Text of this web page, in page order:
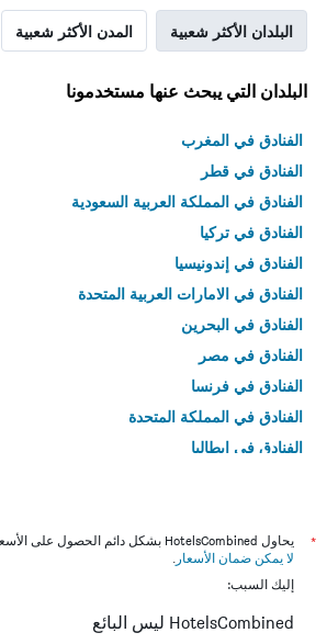
البلدان الأكثر شعبية المدن الأكثر شعبية
البلدان التي يبحث عنها مستخدمونا
الفنادق في المغرب
الفنادق في قطر
الفنادق في المملكة العربية السعودية
الفنادق في تركيا
الفنادق في إندونيسيا
الفنادق في الامارات العربية المتحدة
الفنادق في البحرين
الفنادق في مصر
الفنادق في فرنسا
الفنادق في المملكة المتحدة
الفنادق في إيطاليا
*
يحاول HotelsCombined بشكل دائم الحصول على الأسعار الدقيقة، ولكن
لا يمكن ضمان الأسعار .
إليك السبب:
HotelsCombined ليس البائع